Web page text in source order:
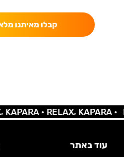
קבלו מאיתנו
•RELAX, KAPARA •
עוד באתר